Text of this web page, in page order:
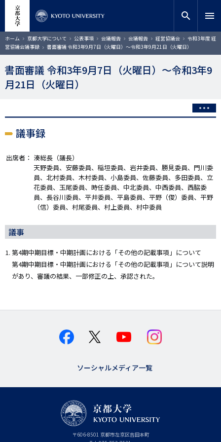
コ
ン
テ
ン
ツ
サイト内検索
検索
search menu
ホーム 京都大学について 公表事項 会議報告 会議報告 経営協議会
令和3年度 経
営協議会議事録
書面審議 令和3年9月7日（火曜日）～令和3年9月21日（火曜日）
書面審議 令和3年9月7日（火曜日）～令和3年9
月21日（火曜日）
議事録
出席者： 湊総長（議長）
天野委員、安藤委員、稲垣委員、岩井委員、勝見委員、門川委
員、北村委員、木村委員、小島委員、佐藤委員、多田委員、立
花委員、玉尾委員、時任委員、中北委員、中西委員、西脇委
員、長谷川委員、平井委員、平島委員、平野（俊）委員、平野
（信）委員、村尾委員、村上委員、村中委員
議事
第4期中期目標・中期計画における「その他の記載事項」について
第4期中期目標・中期計画における「その他の記載事項」について説明
があり、審議の結果、一部修正の上、承認された。
ソーシャルメディア一覧
〒606-8501 京
都
京都市左京区吉田本町